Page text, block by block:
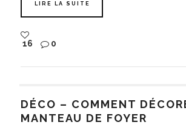
LIRE LA SUITE
16 0
DÉCO – COMMENT
MANTEAU DE FOYER